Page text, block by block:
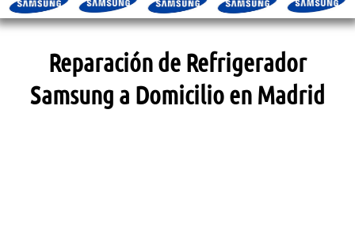
Reparación de Refrigerador
Samsung a Domicilio en Madrid